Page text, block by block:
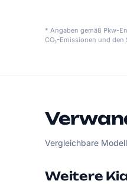
* Angaben gemäß Pkw-
CO₂-Emissionen und
Vergleichbare
Weitere